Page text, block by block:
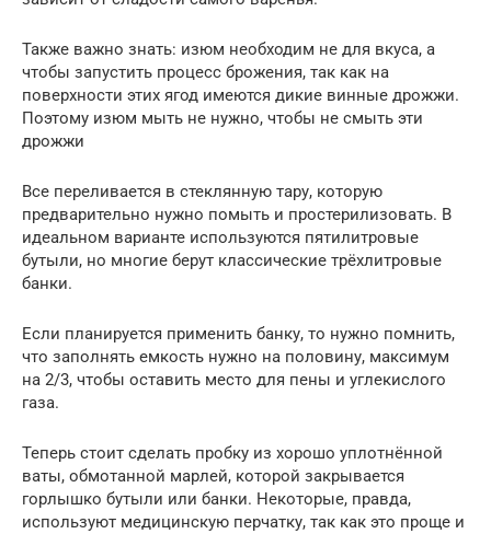
Также важно знать: изюм необходим не для вкуса, а
чтобы запустить процесс брожения, так как на
поверхности этих ягод имеются дикие винные дрожжи.
Поэтому изюм мыть не нужно, чтобы не смыть эти
дрожжи
Все переливается в стеклянную тару, которую
предварительно нужно помыть и простерилизовать. В
идеальном варианте используются пятилитровые
бутыли, но многие берут классические трёхлитровые
банки.
Если планируется применить банку, то нужно помнить,
что заполнять емкость нужно на половину, максимум
на 2/3, чтобы оставить место для пены и углекислого
газа.
Теперь стоит сделать пробку из хорошо уплотнённой
ваты, обмотанной марлей, которой закрывается
горлышко бутыли или банки. Некоторые, правда,
используют медицинскую перчатку, так как это проще и